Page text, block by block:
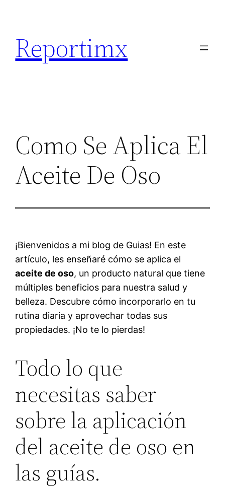
contenido
Reportimx
Como Se Aplica El
Aceite De Oso
¡Bienvenidos a mi blog de Guias! En este
artículo, les enseñaré cómo se aplica el
aceite de oso, un producto natural que tiene
múltiples beneficios para nuestra salud y
belleza. Descubre cómo incorporarlo en tu
rutina diaria y aprovechar todas sus
propiedades. ¡No te lo pierdas!
Todo lo que
necesitas saber
sobre la aplicación
del aceite de oso en
las guías.